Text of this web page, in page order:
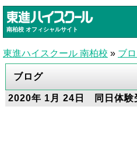
南柏校 オフィシャルサイト
東進ハイスクール 南柏校 » ブ
ブログ
2020年 1月 24日 同日体験